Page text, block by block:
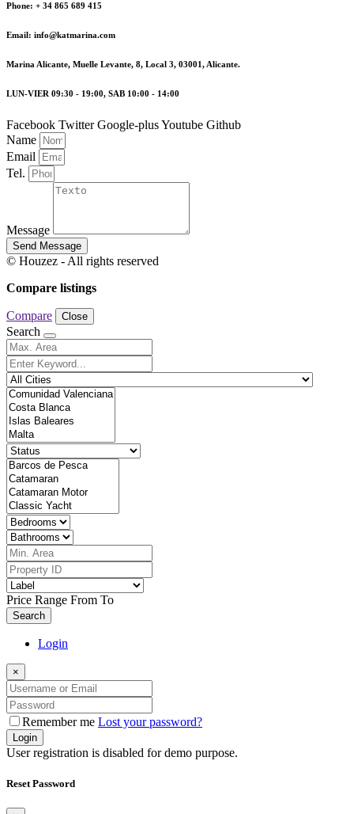
Phone: + 34 865 689 415
Email: info@katmarina.com
Marina Alicante, Muelle Levante, 8, Local 3, 03001, Alicante.
LUN-VIER 09:30 - 19:00, SAB 10:00 - 14:00
Facebook Twitter Google-plusYoutube Github
Name
Email
Tel.
Message
Send Message
© Houzez - All rights reserved
Compare listings
Compare Close
Search
Price Range From To
Search
Login
×
Remember me Lost your password?
Login
User registration is disabled for demo purpose.
Reset Password